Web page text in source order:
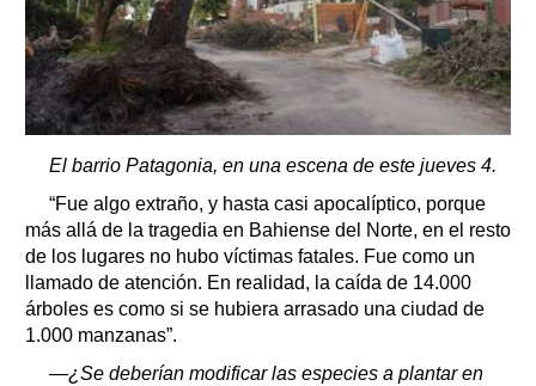
El barrio Patagonia, en una escena de este jueves 4.
“Fue algo extraño, y hasta casi apocalíptico, porque
más allá de la tragedia en Bahiense del Norte, en el resto
de los lugares no hubo víctimas fatales. Fue como un
llamado de atención. En realidad, la caída de 14.000
árboles es como si se hubiera arrasado una ciudad de
1.000 manzanas”.
—¿Se deberían modificar las especies a plantar en